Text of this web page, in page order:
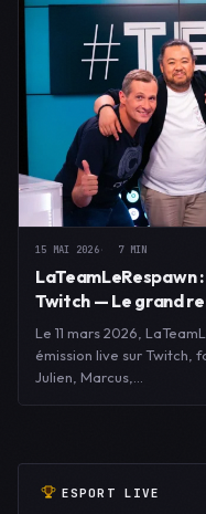
15 MAI 2026 7 MIN
LaTeamLeRespawn
Twitch — Le grand
Le 11 mars 2026,
émission live sur Twitch,
Julien, Marcus,…
ESPORT LIVE